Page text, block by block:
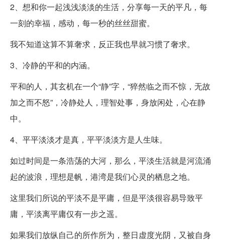
2、想和你一起浅浅淡淡的生活，分享每一天的平凡，每
一刻的幸福，感动，每一秒的丝丝甜蜜。
我不知道这算不算奢求，反正我也早就习惯了奢求。
3、冷静的平和的内涵。
平和的人，其玄机在一个“静”字，“猝然临之而不惊，无故
加之而不怒”，冷静处人，理智处事，身放闲处，心在静
中。
4、平平淡淡才是真，平平淡淡方是人生味。
如过时间是一条浩荡的大河，那么，平淡生活就是河流涌
起的波浪，理想是帆，港湾是我们心灵的栖息之地。
这里我们所说的平淡不是平庸，但是平淡很容易导致平
庸，平淡离平庸仅有一步之遥。
如果我们放纵自己的所作所为，整日虚度光阴，又被自身